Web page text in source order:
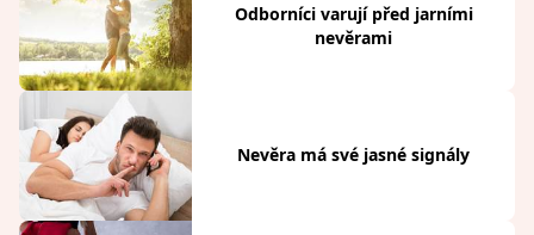
Odborníci varují před jarními
nevěrami
Nevěra má své jasné signály